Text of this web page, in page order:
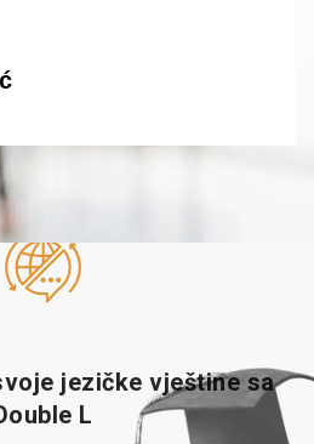
jezičke vještine sa
L